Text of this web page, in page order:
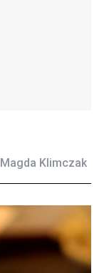
Magda Klimczak